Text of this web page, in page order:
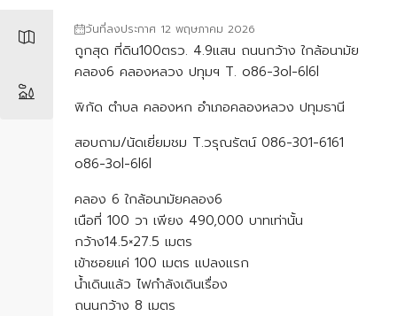
วันที่ลงประกาศ 12 พฤษภาคม 2026
ถูกสุด ที่ดิน100ตรว. 4.9แสน ถนนกว้าง ใกล้อนามัย
คลอง6 คลองหลวง ปทุมฯ T. o86-3ol-6l6l
พิกัด ตำบล คลองหก อำเภอคลองหลวง ปทุมธานี
สอบถาม/นัดเยี่ยมชม T.วรุณรัตน์ 086-301-6161
o86-3ol-6l6l
คลอง 6 ใกล้อนามัยคลอง6
เนือที่ 100 วา เพียง 490,000 บาทเท่านั้น
กว้าง14.5×27.5 เมตร
เข้าซอยแค่ 100 เมตร แปลงแรก
น้ำเดินแล้ว ไฟกำลังเดินเรื่อง
ถนนกว้าง 8 เมตร